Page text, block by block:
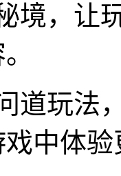
境，让
道玩法
中体